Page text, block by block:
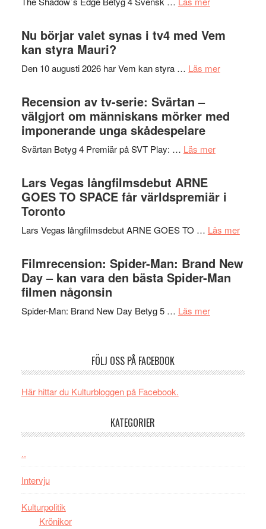
och
Shadow
Edge
och
en
i
Nu börjar valet synas i tv4 med Vem
kan styra Mauri?
Den 10 augusti 2026 har Vem kan styra … Läs merom
valet
synas
kan
Recension av tv-serie: Svärtan –
välgjort om människans mörker med
imponerande unga skådespelare
Svärtan Betyg 4 Premiär på SVT Play: … Läs merom
tv-
serie:
–
om
människans
Lars Vegas långfilmsdebut ARNE
GOES TO SPACE får världspremiär i
Toronto
Lars Vegas långfilmsdebut ARNE GOES TO … Läs merom
i
Filmrecension: Spider-Man: Brand New
Day – kan vara den bästa Spider-Man
filmen någonsin
Spider-Man: Brand New Day Betyg 5 … Läs merom
vara
FÖLJ OSS PÅ FACEBOOK
Här hittar du Kulturbloggen på Facebook.
KATEGORIER
..
Intervju
Kulturpolitik
Krönikor